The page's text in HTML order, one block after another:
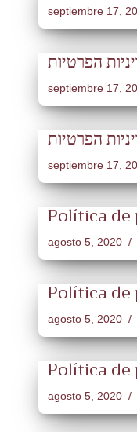
septiembre 17,
septiembre 17,
הפרטיות
septiembre 17,
Política
agosto 5, 2020
Política
agosto 5, 2020
Política
agosto 5, 2020